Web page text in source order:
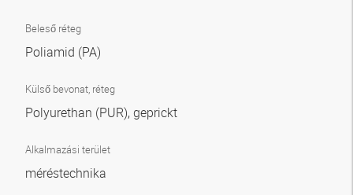
Beleső réteg
Poliamid (PA)
Külső bevonat, réteg
Polyurethan (PUR), geprickt
Alkalmazási terület
méréstechnika